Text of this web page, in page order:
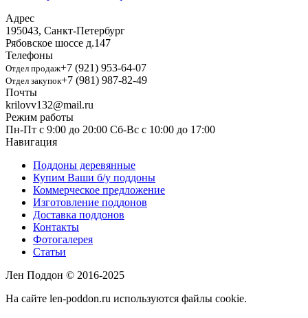
Адрес
195043, Санкт-Петербург
Рябовское шоссе д.147
Телефоны
Отдел продаж+7 (921) 953-64-07
Отдел закупок+7 (981) 987-82-49
Почты
krilovv132@mail.ru
Режим работы
Пн-Пт с 9:00 до 20:00 Сб-Вс с 10:00 до 17:00
Навигация
Поддоны деревянные
Купим Ваши б/y поддоны
Коммерческое предложение
Изготовление поддонов
Доставка поддонов
Контакты
Фотогалерея
Статьи
Лен Поддон © 2016-2025
На сайте len-poddon.ru используются файлы cookie.